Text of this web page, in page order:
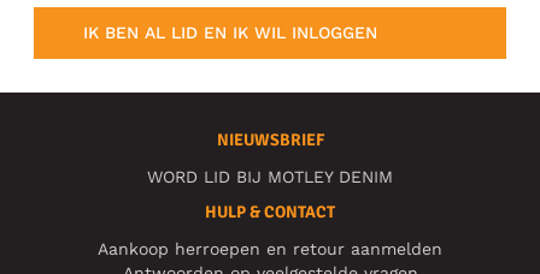
IK BEN AL LID EN IK WIL INLOGGEN
NIEUWSBRIEF
WORD LID BIJ MOTLEY DENIM
HULP & CONTACT
Aankoop herroepen en retour aanmelden